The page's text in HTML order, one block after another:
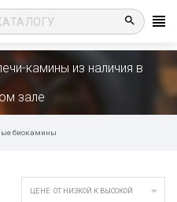
search
камины из наличия в
зале
биокамины
ЦЕНЕ: ОТ НИЗКОЙ К ВЫСОКОЙ 